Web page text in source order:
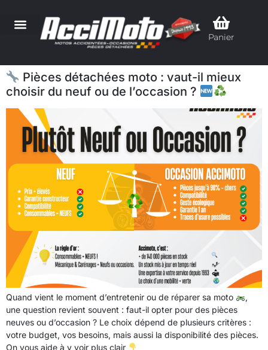
Panier
Pièces détachées moto : vaut-il mieux
choisir du neuf ou de l’occasion ?
Quand vient le moment d’entretenir ou de réparer sa moto
,
une question revient souvent : faut-il opter pour des pièces
neuves ou d’occasion ? Le choix dépend de plusieurs critères :
votre budget, vos besoins, mais aussi la disponibilité des pièces.
On vous aide à y voir plus clair